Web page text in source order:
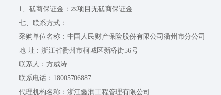
1、磋商保证金： 本项目无磋商保证金
七、联系方式：
采购单位名称：中国人民财产保险股份有限公司衢州市分公司
地 址：浙江省衢州市柯城区新桥街56号
联系人：方威涛
联系电话：18005706887
代理机构名称：浙江鑫润工程管理有限公司